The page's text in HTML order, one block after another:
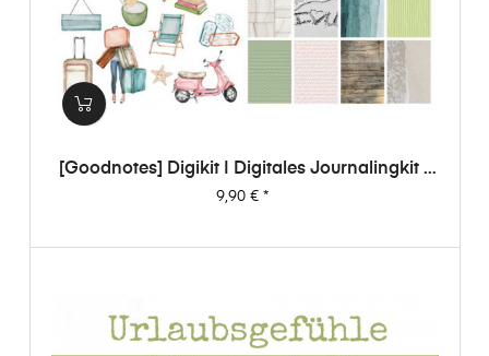
[Goodnotes] Digikit | Digitales Journalingkit -
Urlaubsgefühle
Preis
9,90 €*